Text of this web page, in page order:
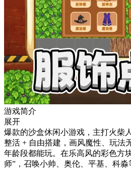
游戏简介
展开
爆款的沙盒休闲小游戏，主打火柴
整活 + 自由搭建，画风魔性、玩法
年龄段都能玩。在乐高风的彩色方
师”，召唤小帅、奥伦、平基、科